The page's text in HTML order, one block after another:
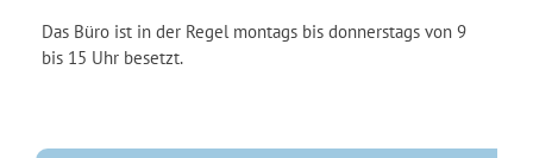
Das Büro ist in der Regel montags bis donnerstags von 9
bis 15 Uhr besetzt.